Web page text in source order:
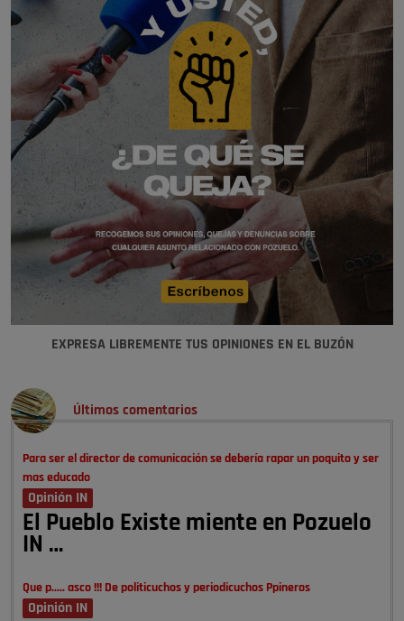
EXPRESA LIBREMENTE TUS OPINIONES EN EL BUZÓN
Últimos comentarios
Para ser el director de comunicación se debería rapar un poquito y ser
mas educado
Opinión IN
El Pueblo Existe miente en Pozuelo
IN …
Que p..... asco !!! De politicuchos y periodicuchos Ppineros
Opinión IN